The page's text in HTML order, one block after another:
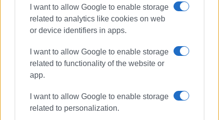
I want to allow Google to enable storage
related to analytics like cookies on web
or device identifiers in apps.
I want to allow Google to enable storage
related to functionality of the website or
app.
I want to allow Google to enable storage
related to personalization.